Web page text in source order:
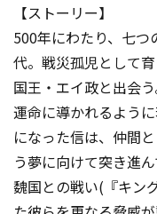
【ストーリー】
500年にわたり、七
代。戦災孤児として
国王・エイ政と出会う
運命に導かれるよう
になった信は、仲間
う夢に向けて突き進ん
魏国との戦い(『キン